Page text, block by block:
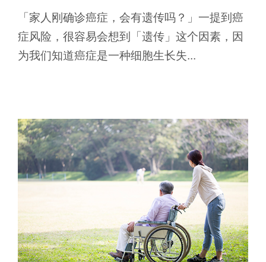
「家人刚确诊癌症，会有遗传吗？」一提到癌
症风险，很容易会想到「遗传」这个因素，因
为我们知道癌症是一种细胞生长失...